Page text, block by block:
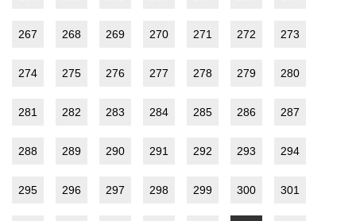
267 268 269 270 271 272 273
274 275 276 277 278 279 280
281 282 283 284 285 286 287
288 289 290 291 292 293 294
295 296 297 298 299 300 301